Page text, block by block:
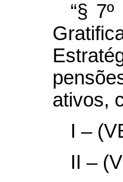
“§
ativos,
I –
II –